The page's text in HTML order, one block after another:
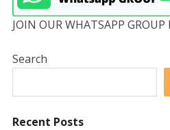
JOIN OUR WHATSAPP GROUP
Search
Recent Posts